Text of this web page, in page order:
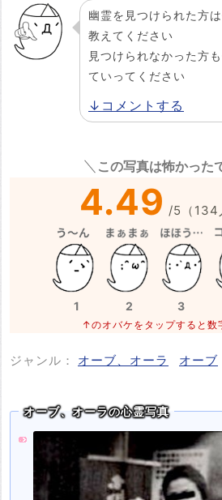
幽霊を見つけられた方
教えてください
見つけられなかった方
ていってください
↓コメントする
この写真は怖かった
4.49 /5 （ 134
1 2 3
↑のオバケをタップすると数
ジャンル： オーブ、オーラ オーブ
オーブ、オーラの心霊写真